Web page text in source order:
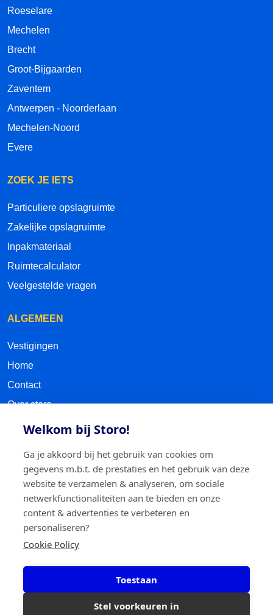
Welkom bij Storo!
Ga je akkoord bij het gebruik van cookies om
gegevens m.b.t. de prestaties en het gebruik van deze
website te verzamelen & analyseren, om sociale
netwerkfunctionaliteiten aan te bieden en onze
content & advertenties te verbeteren en
personaliseren?
Cookie Policy
Toestaan
Stel voorkeuren in
Roeselare
Mechelen
Brecht
Groot-Bijgaarden
Zaventem
Antwerpen - Noorderlaan
Mechelen-Noord
Evere
ZOEK JE IETS
Particuliere opslagruimte
Zakelijke opslagruimte
Inpakmateriaal
Ruimtecalculator
Veelgestelde vragen
ALGEMEEN
Vestigingen
Home
Contact
Over storo
Kom eens langs
VOLG ONS
Facebook
TikTok